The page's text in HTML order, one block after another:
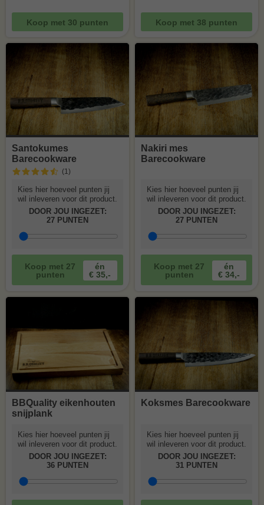
Koop met 30 punten Koop met 38 punten
Santokumes
Barecookware
(1)
Kies hier hoeveel punten jij
wil inleveren voor dit product.
DOOR JOU INGEZET:
27 PUNTEN
Koop met 27
punten
én
€ 35,-
Nakiri mes
Barecookware
Kies hier hoeveel punten jij
wil inleveren voor dit product.
DOOR JOU INGEZET:
27 PUNTEN
Koop met 27
punten
én
€ 34,-
BBQuality eikenhouten
snijplank
Kies hier hoeveel punten jij
wil inleveren voor dit product.
DOOR JOU INGEZET:
36 PUNTEN
Koksmes Barecookware
Kies hier hoeveel punten jij
wil inleveren voor dit product.
DOOR JOU INGEZET:
31 PUNTEN